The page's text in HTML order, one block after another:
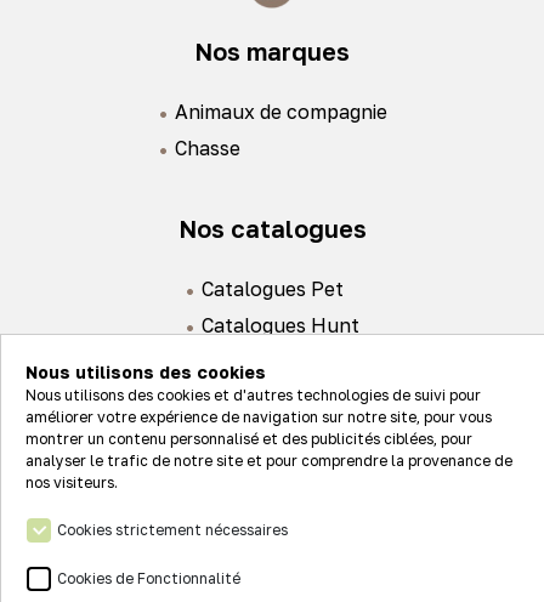
Nos marques
Animaux de compagnie
Chasse
Nos catalogues
Catalogues Pet
Catalogues Hunt
Actualités
Connexion
Nos réseaux
Nous utilisons des cookies
Nous utilisons des cookies et d'autres technologies de suivi pour
améliorer votre expérience de navigation sur notre site, pour vous
montrer un contenu personnalisé et des publicités ciblées, pour
analyser le trafic de notre site et pour comprendre la provenance de
nos visiteurs.
Cookies strictement nécessaires
Cookies de Fonctionnalité